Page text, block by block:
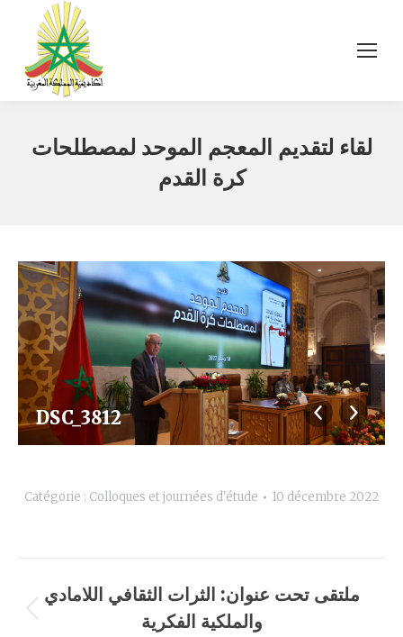
لقاء لتقديم المعجم الموحد لمصطلحات
كرة القدم
DSC_3812
Catégorie : Colloques et journées d'étude 10 décembre 2022
Navigation
album
Album
ملتقى تحت عنوان: الثرات الثقافي اللامادي
والملكية الفكرية